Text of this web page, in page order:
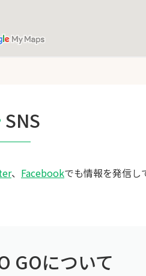
SNS
、 Facebookでも情報を発信し
GOについて